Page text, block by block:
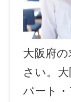
大阪府
さい。
パート